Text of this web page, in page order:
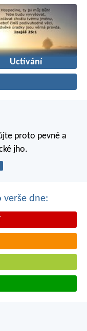
Uctívání
proto pevně a
jho.
verše dne: